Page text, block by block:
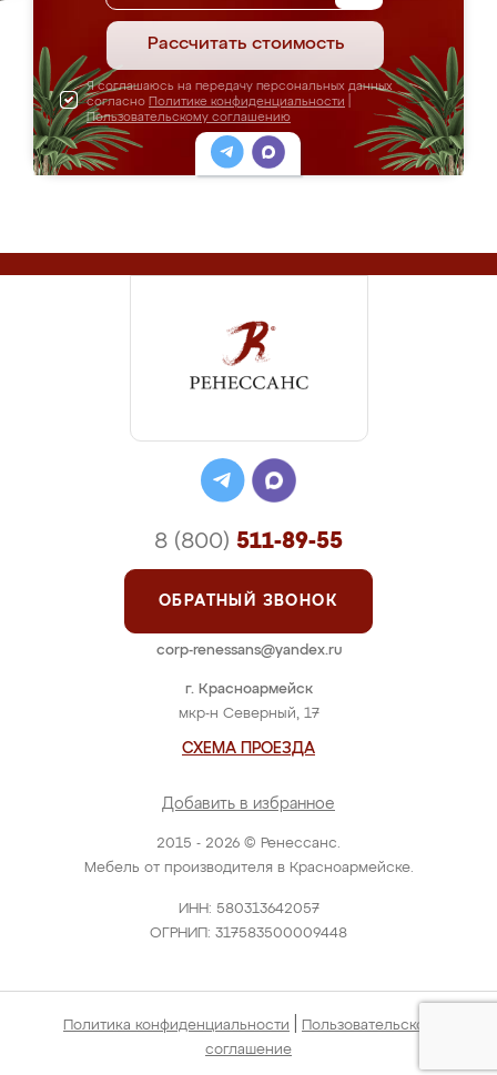
Рассчитать стоимость
Я соглашаюсь на передачу персональных данных
согласно Политике конфиденциальности
Пользовательскому соглашению
2015 - 2026 © Ренессанс.
Мебель от производителя в Красноармейске.
ИНН: 580313642057
ОГРНИП: 317583500009448
г. Красноармейск
мкр-н Северный, 17
СХЕМА ПРОЕЗДА
Добавить в избранное
8 (800) 511-89-55
ОБРАТНЫЙ ЗВОНОК
corp-renessans@yandex.ru
Политика конфиденциальности
Пользовательское
соглашение